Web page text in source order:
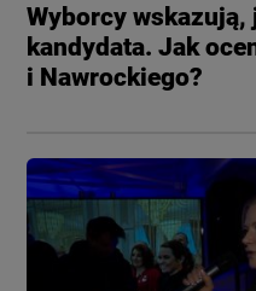
Wyborcy wskazują,
kandydata. Jak
i Nawrockiego?